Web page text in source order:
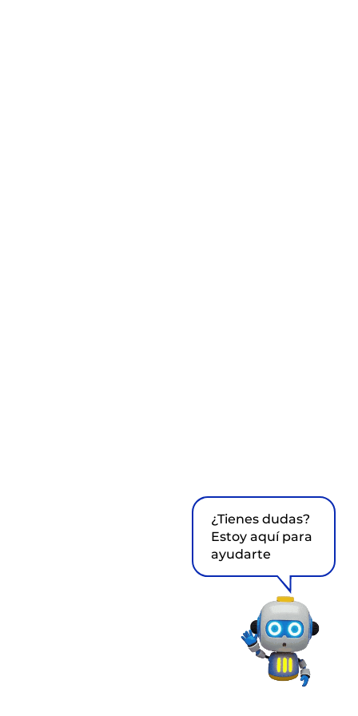
¿Tienes dudas?
Estoy aquí para
ayudarte